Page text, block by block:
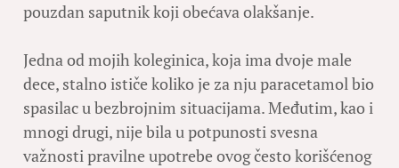
pouzdan saputnik koji obećava olakšanje.
Jedna od mojih koleginica, koja ima dvoje male
dece, stalno ističe koliko je za nju paracetamol bio
spasilac u bezbrojnim situacijama. Međutim, kao i
mnogi drugi, nije bila u potpunosti svesna
važnosti pravilne upotrebe ovog često korišćenog